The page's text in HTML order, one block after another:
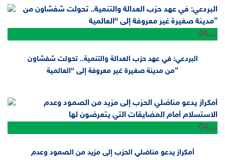
04يوليو
البردعي: في عهد حزب العدالة والتنمية.. تحولت شفشاون
من مدينة صغيرة غير معروفة إلى “العالمية”
04يوليو
أمكراز يدعو مناضلي الحزب إلى مزيد من الصمود وعدم